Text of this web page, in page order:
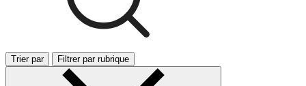
Trier par Filtrer par rubrique